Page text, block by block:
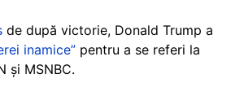
de după victorie, Donald Trump a
inamice” pentru a se referi la
și MSNBC.